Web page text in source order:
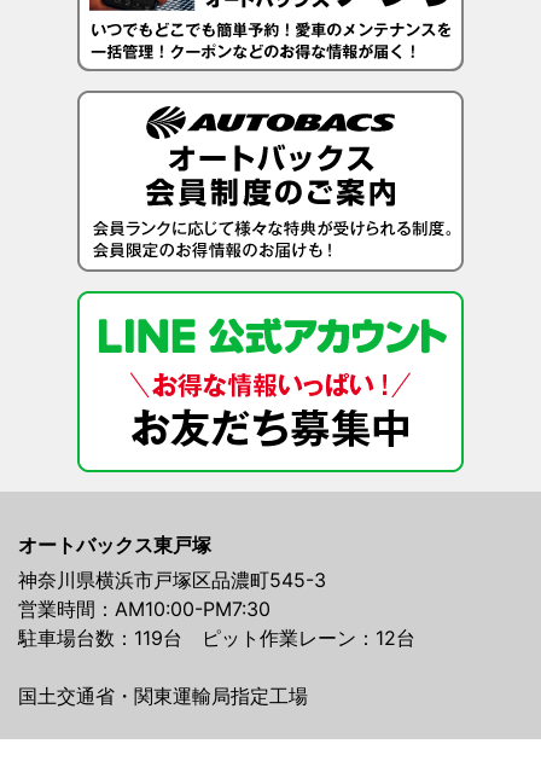
オートバックス東戸塚
神奈川県横浜市戸塚区品濃町545-3
営業時間：AM10:00-PM7:30
駐車場台数：119台 ピット作業レーン：12台
国土交通省・関東運輸局指定工場